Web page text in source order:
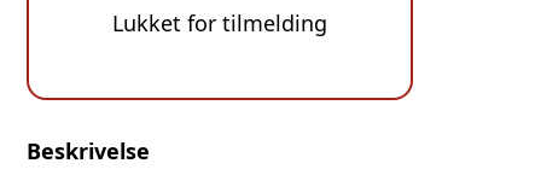
Lukket for tilmelding
Beskrivelse